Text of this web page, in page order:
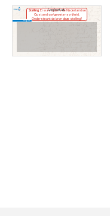
Leg kort uit:
Stelling: Er was tijdens de Nederlandse
Opstandwelgewetensvrijheid.
Ondersteunt de bron deze stelling?
Leg uit!